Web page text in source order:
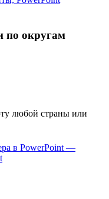
по округам
любой страны или